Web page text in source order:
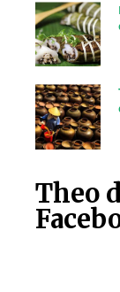
Theo